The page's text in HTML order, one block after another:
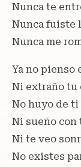
Nunca te
Nunca fuiste
Nunca me
Ya no pienso
Ni extraño tu
No huyo de ti
Ni sueño con
Ni te veo
No existes